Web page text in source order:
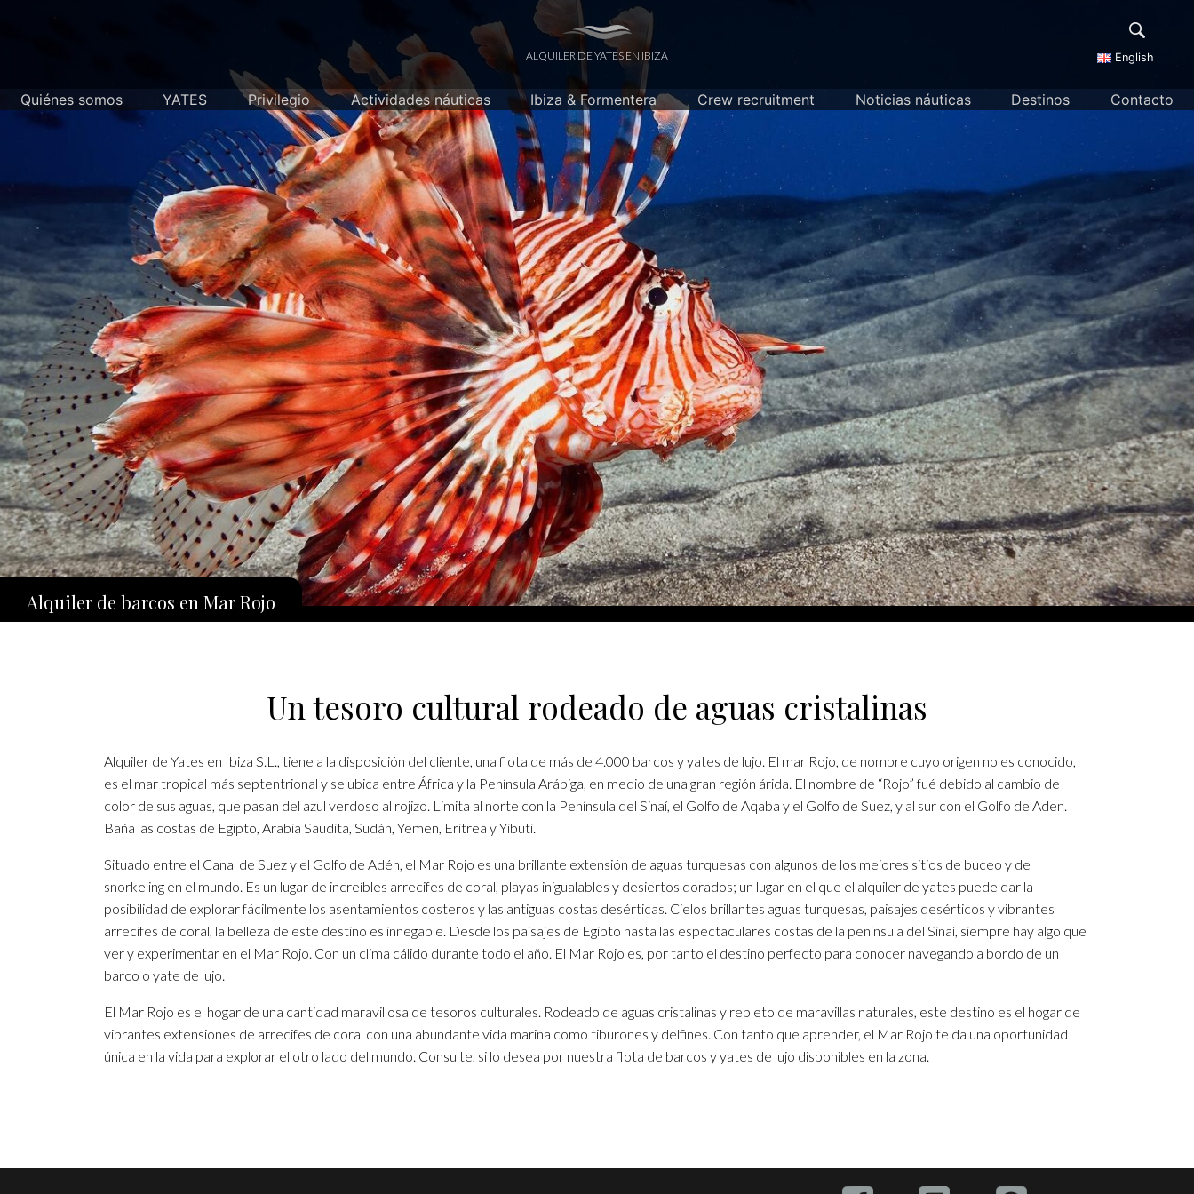
ALQUILER DE YATES EN IBIZA English
Quiénes somos YATES Privilegio Actividades náuticas Ibiza & Formentera Crew recruitment Noticias náuticas Destinos Contacto
Alquiler de barcos en Mar Rojo
Un tesoro cultural rodeado de aguas cristalinas
Alquiler de Yates en Ibiza S.L., tiene a la disposición del cliente, una flota de más de 4.000 barcos y yates de lujo. El mar Rojo, de nombre cuyo origen no es conocido,
es el mar tropical más septentrional y se ubica entre África y la Península Arábiga, en medio de una gran región árida. El nombre de “Rojo” fué debido al cambio de
color de sus aguas, que pasan del azul verdoso al rojizo. Limita al norte con la Península del Sinaí, el Golfo de Aqaba y el Golfo de Suez, y al sur con el Golfo de Aden.
Baña las costas de Egipto, Arabia Saudita, Sudán, Yemen, Eritrea y Yibuti.
Situado entre el Canal de Suez y el Golfo de Adén, el Mar Rojo es una brillante extensión de aguas turquesas con algunos de los mejores sitios de buceo y de
snorkeling en el mundo. Es un lugar de increíbles arrecifes de coral, playas inigualables y desiertos dorados; un lugar en el que el alquiler de yates puede dar la
posibilidad de explorar fácilmente los asentamientos costeros y las antiguas costas desérticas. Cielos brillantes aguas turquesas, paisajes desérticos y vibrantes
arrecifes de coral, la belleza de este destino es innegable. Desde los paisajes de Egipto hasta las espectaculares costas de la península del Sinaí, siempre hay algo que
ver y experimentar en el Mar Rojo. Con un clima cálido durante todo el año. El Mar Rojo es, por tanto el destino perfecto para conocer navegando a bordo de un
barco o yate de lujo.
El Mar Rojo es el hogar de una cantidad maravillosa de tesoros culturales. Rodeado de aguas cristalinas y repleto de maravillas naturales, este destino es el hogar de
vibrantes extensiones de arrecifes de coral con una abundante vida marina como tiburones y delfines. Con tanto que aprender, el Mar Rojo te da una oportunidad
única en la vida para explorar el otro lado del mundo. Consulte, si lo desea por nuestra flota de barcos y yates de lujo disponibles en la zona.